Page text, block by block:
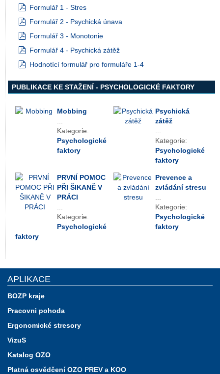
Formulář 1 - Stres
Formulář 2 - Psychická únava
Formulář 3 - Monotonie
Formulář 4 - Psychická zátěž
Hodnotící formulář pro formuláře 1-4
PUBLIKACE KE STAŽENÍ - PSYCHOLOGICKÉ FAKTORY
Mobbing
Kategorie:
Psychologické
faktory
Psychická
zátěž
Kategorie:
Psychologické
faktory
PRVNÍ POMOC
PŘI ŠIKANĚ V
PRÁCI
Kategorie:
Psychologické
faktory
Prevence a
zvládání stresu
Kategorie:
Psychologické
faktory
APLIKACE
BOZP kraje
Pracovni pohoda
Ergonomické stresory
VizuS
Katalog OZO
Platná osvědčení OZO PREV a KOO